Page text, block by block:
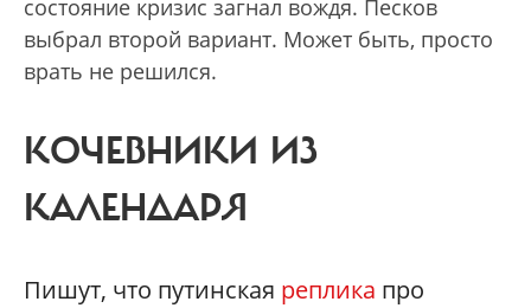
состояние кризис загнал вождя. Песков
выбрал второй вариант. Может быть, просто
врать не решился.
КОЧЕВНИКИ ИЗ
КАЛЕНДАРЯ
Пишут, что путинская реплика про